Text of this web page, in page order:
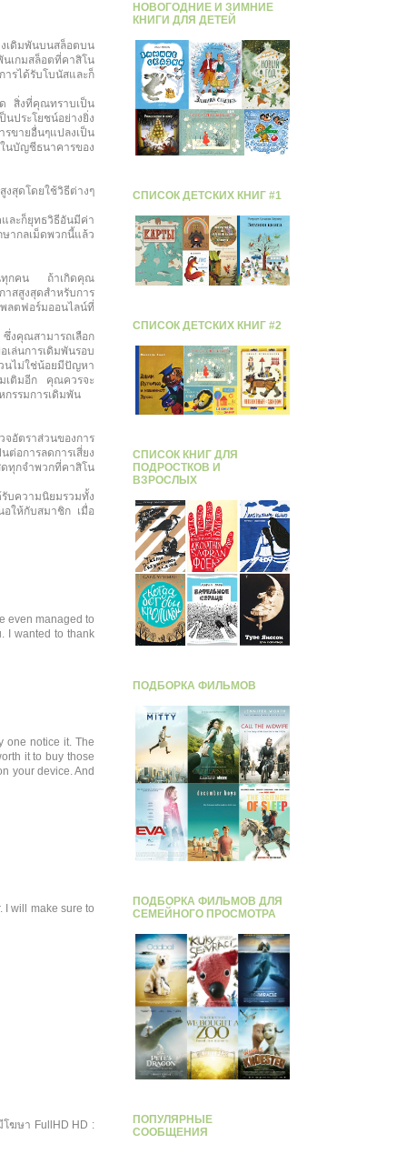
ดิมพันบนสล็อตบน
เกมสล็อตที่คาสิโน
ารได้รับโบนัสและก็
ด สิ่งที่คุณทราบเป็น
ประโยชน์อย่างยิ่ง
รขายอื่นๆแปลงเป็น
นบัญชีธนาคารของ
สุดโดยใช้วิธีต่างๆ
ละก็ยุทธวิธีอันมีค่า
ากลเม็ดพวกนี้แล้ว
ล่นทุกคน ถ้าเกิดคุณ
สสูงสุดสำหรับการ
ลตฟอร์มออนไลน์ที่
งคุณสามารถเลือก
เล่นการเดิมพันรอบ
นไม่ใช่น้อยมีปัญหา
มเติมอีก คุณควรจะ
กรรมการเดิมพัน
จอัตราส่วนของการ
อการลดการเสี่ยง
ดทุกจำพวกที่คาสิโน
บความนิยมรวมทั้ง
อให้กับสมาชิก เมื่อ
even managed to
I wanted to thank
one notice it. The
it to buy those
your device. And
I will make sure to
โฆษา FullHD HD :
НОВОГОДНИЕ И ЗИМНИЕ
КНИГИ ДЛЯ ДЕТЕЙ
СПИСОК ДЕТСКИХ КНИГ #1
СПИСОК ДЕТСКИХ КНИГ #2
СПИСОК КНИГ ДЛЯ
ПОДРОСТКОВ И
ВЗРОСЛЫХ
ПОДБОРКА ФИЛЬМОВ
ПОДБОРКА ФИЛЬМОВ ДЛЯ
СЕМЕЙНОГО ПРОСМОТРА
ПОПУЛЯРНЫЕ
СООБЩЕНИЯ